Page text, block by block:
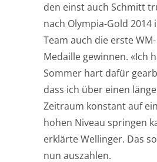
den einst auch Schmitt
nach Olympia-Gold 2014
Team auch die erste WM-
Medaille gewinnen. «Ich
Sommer hart dafür
dass ich über einen
Zeitraum konstant auf
hohen Niveau springen
erklärte Wellinger. Das
nun auszahlen.